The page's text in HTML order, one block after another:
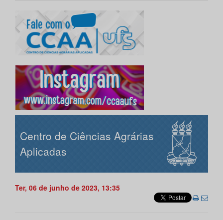
Centro de Ciências Agrárias
Aplicadas
Ter, 06 de junho de 2023, 13:35